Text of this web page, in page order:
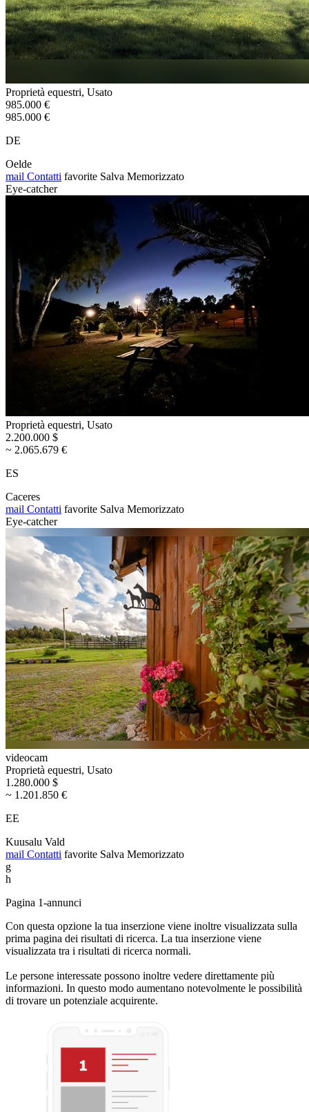
Proprietà equestri, Usato
985.000 €
985.000 €
DE
Oelde
mail Contatti favorite Salva Memorizzato
Eye-catcher
Proprietà equestri, Usato
2.200.000 $
~ 2.065.679 €
ES
Caceres
mail Contatti favorite Salva Memorizzato
Eye-catcher
videocam
Proprietà equestri, Usato
1.280.000 $
~ 1.201.850 €
EE
Kuusalu Vald
mail Contatti favorite Salva Memorizzato
g
h
Pagina 1-annunci
Con questa opzione la tua inserzione viene inoltre visualizzata sulla
prima pagina dei risultati di ricerca. La tua inserzione viene
visualizzata tra i risultati di ricerca normali.
Le persone interessate possono inoltre vedere direttamente più
informazioni. In questo modo aumentano notevolmente le possibilità
di trovare un potenziale acquirente.